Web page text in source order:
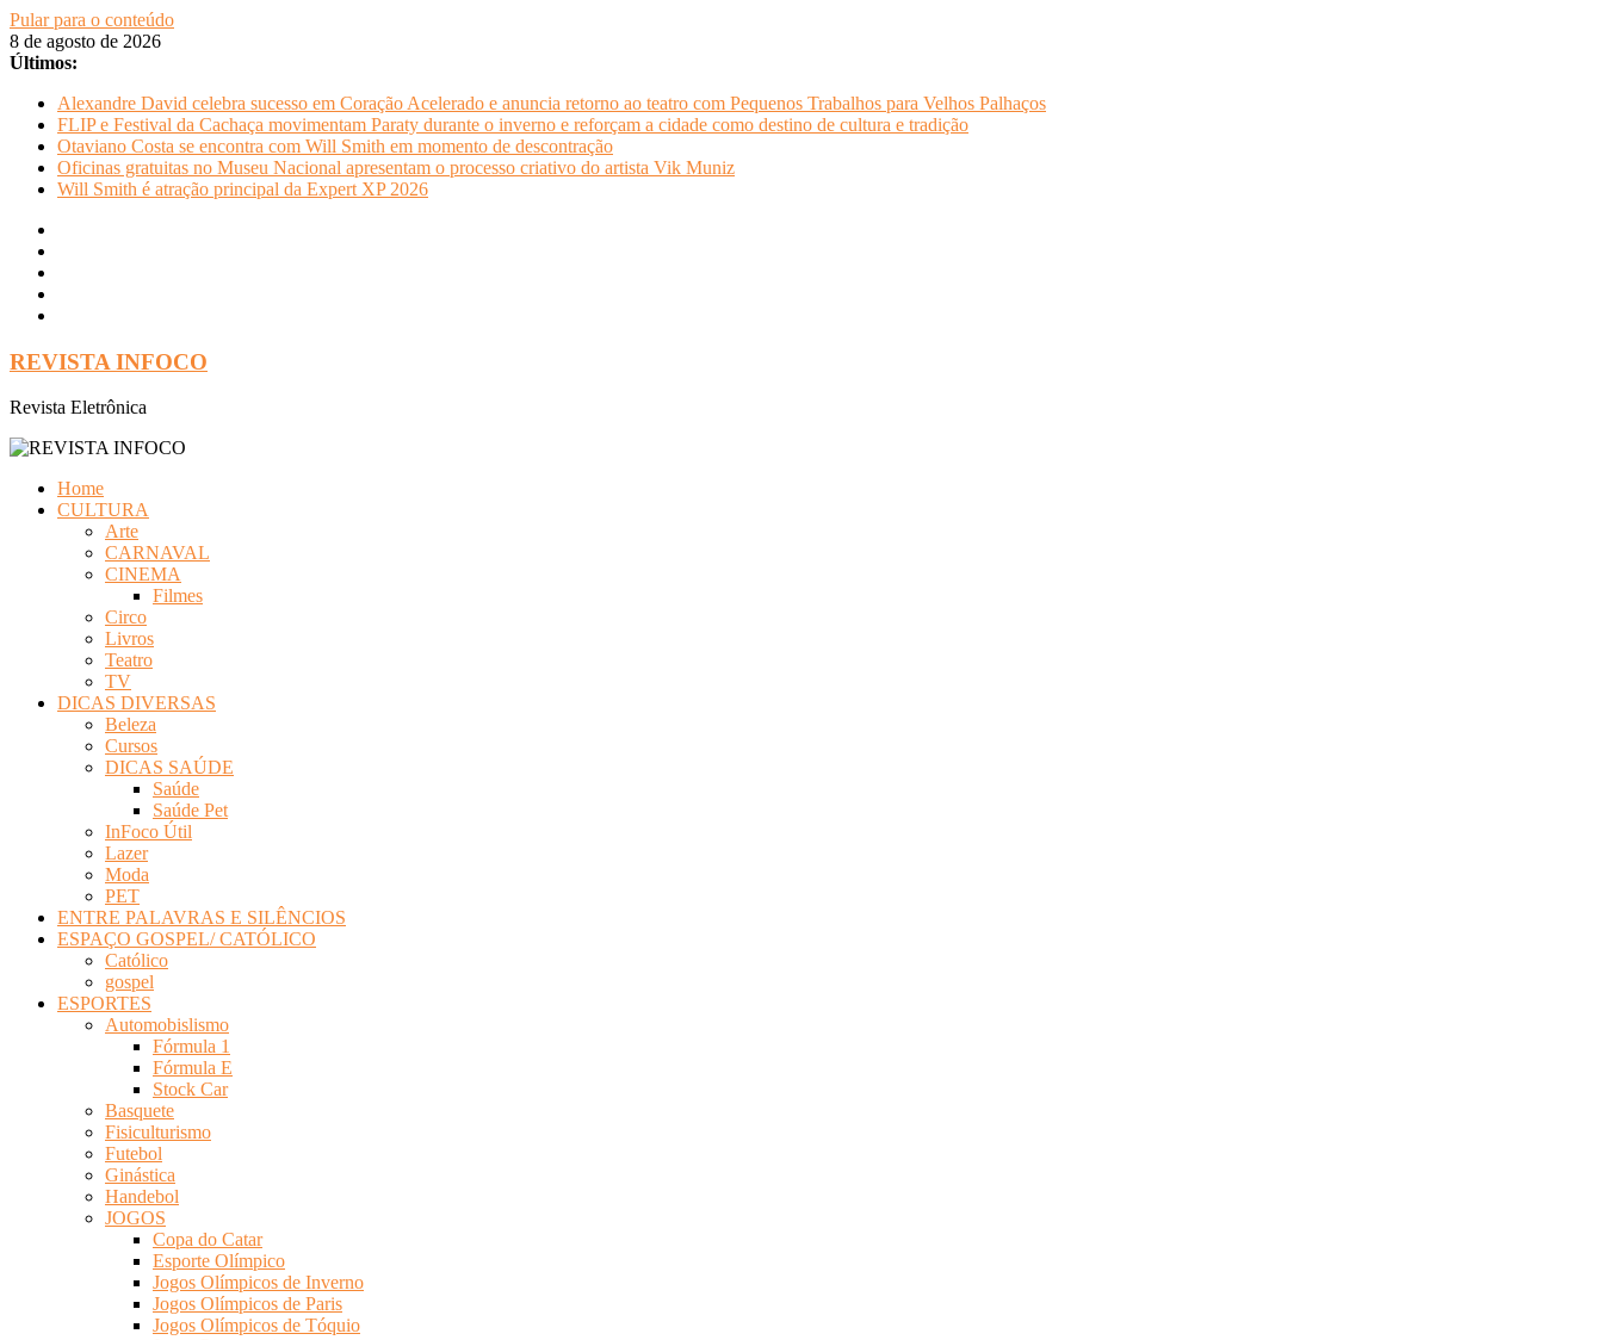
Pular para o conteúdo
8 de agosto de 2026
Últimos:
Alexandre David celebra sucesso em Coração Acelerado e anuncia retorno ao teatro com Pequenos Trabalhos para Velhos Palhaços
FLIP e Festival da Cachaça movimentam Paraty durante o inverno e reforçam a cidade como destino de cultura e tradição
Otaviano Costa se encontra com Will Smith em momento de descontração
Oficinas gratuitas no Museu Nacional apresentam o processo criativo do artista Vik Muniz
Will Smith é atração principal da Expert XP 2026
REVISTA INFOCO
Revista Eletrônica
Home
CULTURA
Arte
CARNAVAL
CINEMA
Filmes
Circo
Livros
Teatro
TV
DICAS DIVERSAS
Beleza
Cursos
DICAS SAÚDE
Saúde
Saúde Pet
InFoco Útil
Lazer
Moda
PET
ENTRE PALAVRAS E SILÊNCIOS
ESPAÇO GOSPEL/ CATÓLICO
Católico
gospel
ESPORTES
Automobislismo
Fórmula 1
Fórmula E
Stock Car
Basquete
Fisiculturismo
Futebol
Ginástica
Handebol
JOGOS
Copa do Catar
Esporte Olímpico
Jogos Olímpicos de Inverno
Jogos Olímpicos de Paris
Jogos Olímpicos de Tóquio